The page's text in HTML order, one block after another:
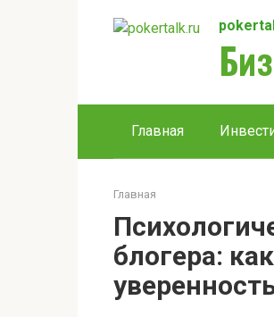
Главная
Главная
блогера: